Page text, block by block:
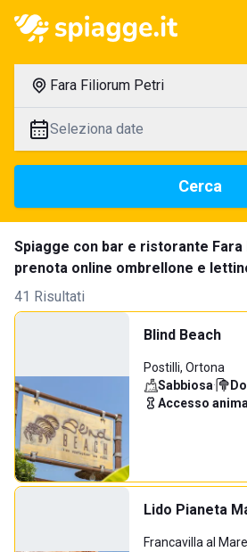
Fara Filiorum Petri
Seleziona date
Cerca
Spiagge con bar e ristorante
prenota online ombrellone e
41 Risultati
Blind Beach
Postilli, Ortona
Sabbiosa·
Accesso
Lido Pianeta
Francavilla al Mare